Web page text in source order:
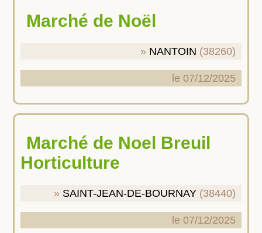
Marché de Noël
NANTOIN (38260)
le 07/12/2025
Marché de Noel Breuil
Horticulture
SAINT-JEAN-DE-BOURNAY (38440)
le 07/12/2025